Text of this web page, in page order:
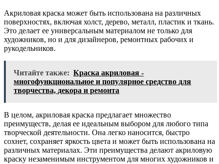
Акриловая краска может быть использована на различных
поверхностях, включая холст, дерево, металл, пластик и ткань.
Это делает ее универсальным материалом не только для
художников, но и для дизайнеров, ремонтных рабочих и
рукодельников.
Читайте также: Краска акриловая -
многофункциональное и популярное средство для
творчества, декора и ремонта
В целом, акриловая краска предлагает множество
преимуществ, делая ее идеальным выбором для любого типа
творческой деятельности. Она легко наносится, быстро
сохнет, сохраняет яркость цвета и может быть использована на
различных материалах. Эти преимущества делают акриловую
краску незаменимым инструментом для многих художников и